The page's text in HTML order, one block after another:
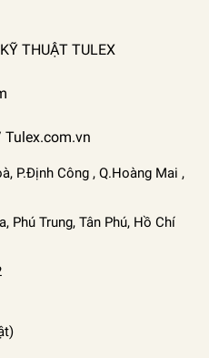
THUẬT TULEX
P.Định Công , Q.Hoàng Mai ,
Phú Trung, Tân Phú, Hồ Chí